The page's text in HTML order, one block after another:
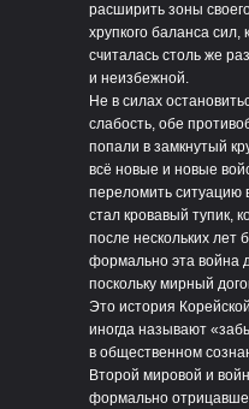
расширить зоны
хрупкого баланса сил,
считалась столь же
и неизбежной.
Не в силах
слабость, обе
попали в замкнутый
всё новые и новые
переломить ситуацию
стал кровавый тупик,
после нескольких лет
формально эта война
поскольку мирный
Это история
иногда называют
в общественном
Второй мировой и
формально